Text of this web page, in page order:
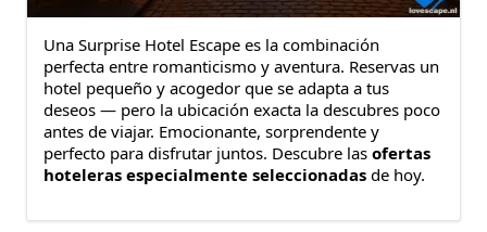
Una Surprise Hotel Escape es la combinación
perfecta entre romanticismo y aventura. Reservas un
hotel pequeño y acogedor que se adapta a tus
deseos — pero la ubicación exacta la descubres poco
antes de viajar. Emocionante, sorprendente y
perfecto para disfrutar juntos. Descubre las ofertas
hoteleras especialmente seleccionadas de hoy.